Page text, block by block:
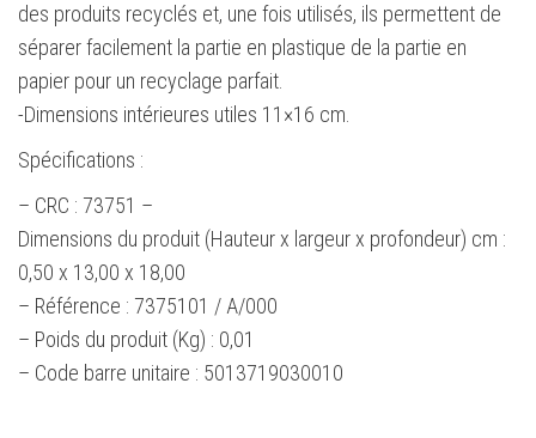
des produits recyclés et, une fois utilisés, ils permettent de
séparer facilement la partie en plastique de la partie en
papier pour un recyclage parfait.
-Dimensions intérieures utiles 11×16 cm.
Spécifications :
– CRC : 73751 –
Dimensions du produit (Hauteur x largeur x profondeur) cm :
0,50 x 13,00 x 18,00
– Référence : 7375101 / A/000
– Poids du produit (Kg) : 0,01
– Code barre unitaire : 5013719030010